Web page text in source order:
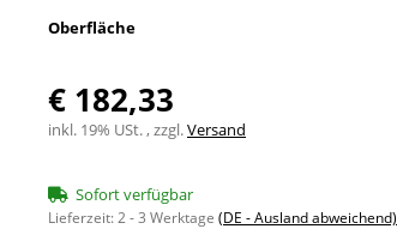
Oberfläche
€ 182,33
inkl. 19% USt. , zzgl.Versand
Sofort verfügbar
Lieferzeit:2 - 3 Werktage (DE - Ausland abweichend)